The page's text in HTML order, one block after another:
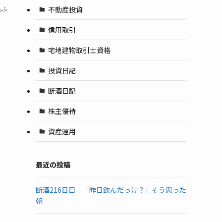
ふ 不動産投資
信用取引
宅地建物取引士資格
投資日記
断酒日記
株主優待
資産運用
最近の投稿
断酒216日目｜「昨日飲んだっけ？」そう思った
朝